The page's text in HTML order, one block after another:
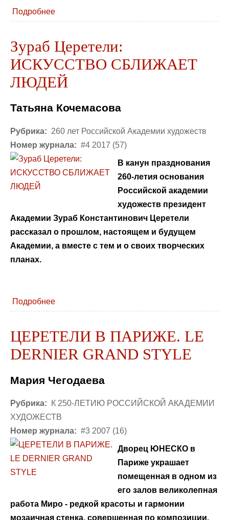
Подробнее
Зураб Церетели:
ИСКУССТВО СБЛИЖАЕТ
ЛЮДЕЙ
Татьяна Кочемасова
Рубрика: 260 лет Российской Академии художеств
Номер журнала: #4 2017 (57)
В канун празднования
260-летия основания
Российской академии
художеств президент
Академии Зураб Константинович Церетели
рассказал о прошлом, настоящем и будущем
Академии, а вместе с тем и о своих творческих
планах.
Подробнее
ЦЕРЕТЕЛИ В ПАРИЖЕ. LE
DERNIER GRAND STYLE
Мария Чегодаева
Рубрика:
К 250-ЛЕТИЮ РОССИЙСКОЙ АКАДЕМИИ
ХУДОЖЕСТВ
Номер журнала: #3 2007 (16)
Дворец ЮНЕСКО в
Париже украшает
помещенная в одном из
его залов великолепная
работа Миро - редкой красоты и гармонии
мозаичная стенка, совершенная по композиции,